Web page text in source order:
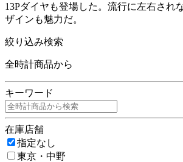
13Pダイヤも登場した。流行に左右され
ザインも魅力だ。
絞り込み検索
全時計商品から
キーワード
在庫店舗
指定なし
東京・中野